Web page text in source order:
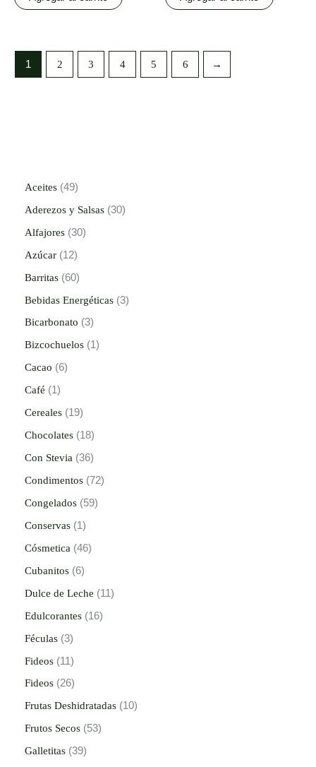
Aceites 49
Aderezos y Salsas 30
Alfajores 30
Azúcar
12
Barritas 60
Bebidas Energéticas 3
Bicarbonato
3
Bizcochuelos
1
Cacao
6
Café
1
Cereales
19
Chocolates
18
Con Stevia
36
Condimentos 72
Congelados
59
Conservas
1
Cósmetica
46
Cubanitos 6
Dulce de Leche
11
Edulcorantes
16
Féculas 3
Fideos
11
Fideos 26
Frutas Deshidratadas
10
Frutos Secos
53
Galletitas 39
1 2 3 4 5 6 →